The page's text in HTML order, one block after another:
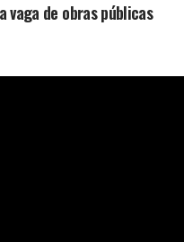
vaga de obras públicas